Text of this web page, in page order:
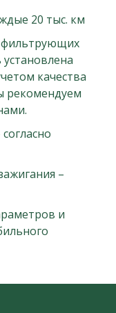
20 тыс. км
фильтрующих
качества
рекомендуем
–
и